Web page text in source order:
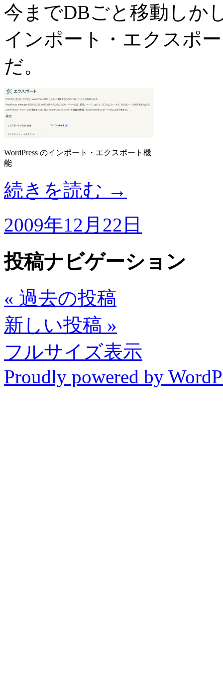
今までDBごと移動しか
インポート・エクスポ
だ。
WordPress のインポート・エクスポート機
能
続きを読む →
2009年12月22日
投稿ナビゲーション
« 過去の投稿
新しい投稿 »
フルサイズ表示
Proudly powered by